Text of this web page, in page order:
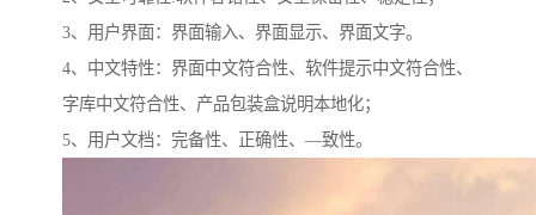
3、用户界面：界面输入、界面显示、界面文字。
4、中文特性：界面中文符合性、软件提示中文符合性、
字库中文符合性、产品包装盒说明本地化；
5、用户文档：完备性、正确性、—致性。